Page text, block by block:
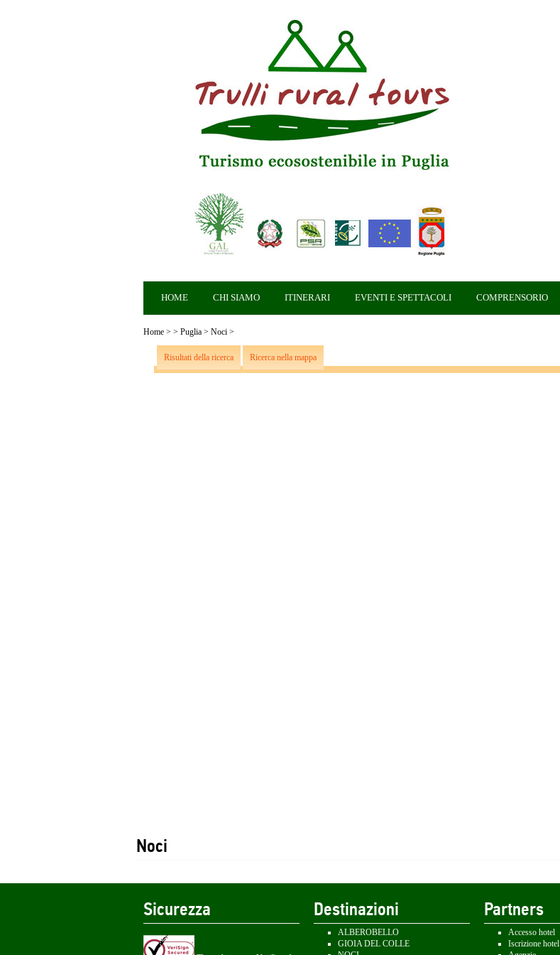
HOME CHI SIAMO ITINERARI EVENTI E SPETTACOLI COMPRENSORIO
Home > > Puglia > Noci >
Risultati della ricerca Ricerca nella mappa
Noci
Sicurezza Destinazioni
ALBEROBELLO
GIOIA DEL COLLE
Partners
Accesso hotel
Iscrizione hotel